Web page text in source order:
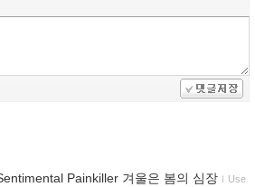
Painkiller 겨울은 봄의 심장 ｌ Use